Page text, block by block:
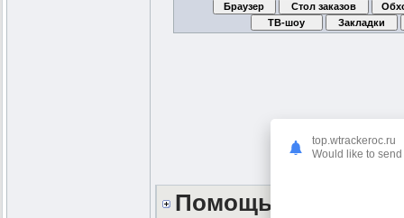
Помощь сайту
top.wtrackeroc.ru
Would like to